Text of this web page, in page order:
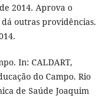
de 2014. Aprova o
dá outras providências.
In: CALDART,
do Campo. Rio
de Saúde Joaquim